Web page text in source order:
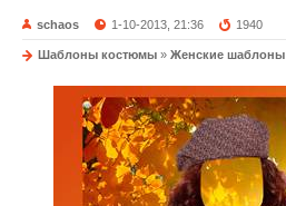
schaos 1-10-2013, 21:36 1940
Шаблоны костюмы » Женские шаблоны